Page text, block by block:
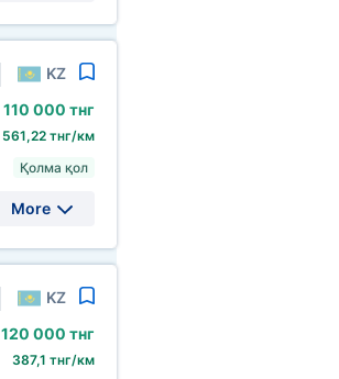
KZ
110 000 тнг
561,22 тнг/км
Қолма қол
More
KZ
120 000 тнг
387,1 тнг/км